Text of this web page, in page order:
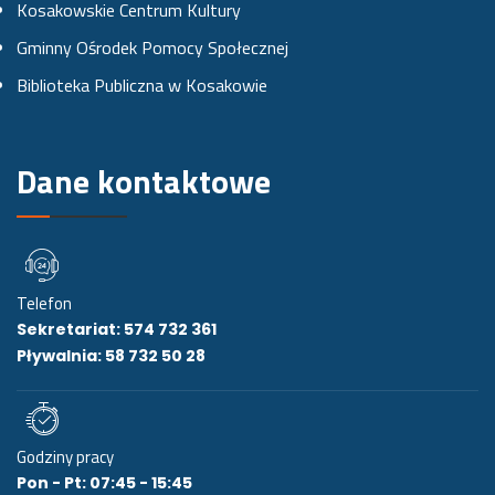
k
u
a
m
i
Kosakowskie Centrum Kultury
Gminny Ośrodek Pomocy Społecznej
Biblioteka Publiczna w Kosakowie
Dane kontaktowe
Telefon
Sekretariat: 574 732 361
Pływalnia: 58 732 50 28
Godziny pracy
Pon - Pt: 07:45 - 15:45